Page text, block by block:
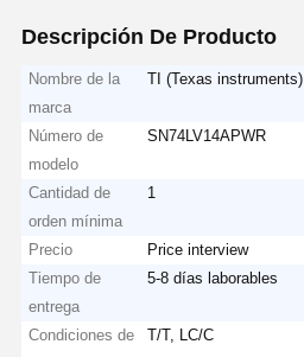
Descripción De Producto
Nombre de la
marca
TI (Texas instruments)
Número de
modelo
SN74LV14APWR
Cantidad de
orden mínima
1
Precio
Price interview
Tiempo de
entrega
5-8 días laborables
Condiciones de
T/T, LC/C